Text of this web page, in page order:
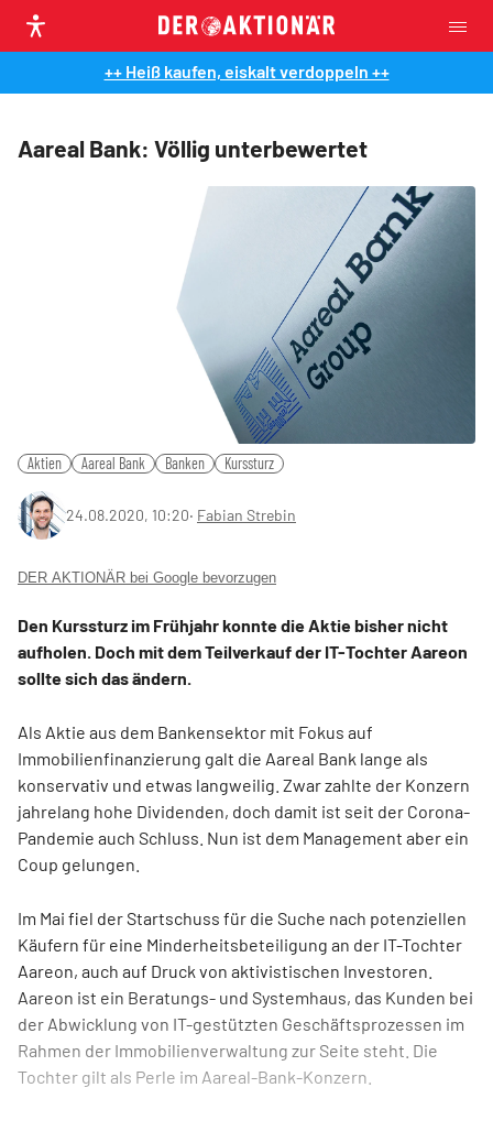
++ Heiß kaufen, eiskalt verdoppeln ++
Aareal Bank: Völlig unterbewertet
Aktien Aareal Bank Banken Kurssturz
24.08.2020, 10:20‧ Fabian Strebin
DER AKTIONÄR bei Google bevorzugen
Den Kurssturz im Frühjahr konnte die Aktie bisher nicht
aufholen. Doch mit dem Teilverkauf der IT-Tochter Aareon
sollte sich das ändern.
Als Aktie aus dem Bankensektor mit Fokus auf
Immobilienfinanzierung galt die Aareal Bank lange als
konservativ und etwas langweilig. Zwar zahlte der Konzern
jahrelang hohe Dividenden, doch damit ist seit der Corona-
Pandemie auch Schluss. Nun ist dem Management aber ein
Coup gelungen.
Im Mai fiel der Startschuss für die Suche nach potenziellen
Käufern für eine Minderheitsbeteiligung an der IT-Tochter
Aareon, auch auf Druck von aktivistischen Investoren.
Aareon ist ein Beratungs- und Systemhaus, das Kunden bei
der Abwicklung von IT-gestützten Geschäftsprozessen im
Rahmen der Immobilienverwaltung zur Seite steht. Die
Tochter gilt als Perle im Aareal-Bank-Konzern.